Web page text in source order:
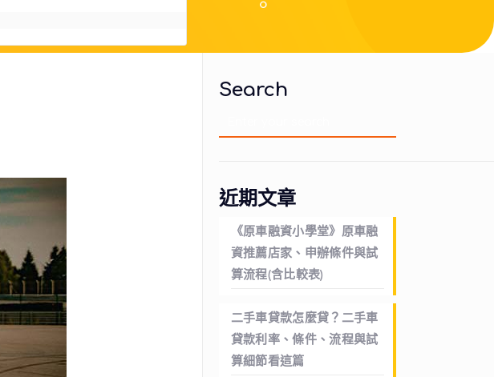
Search
近期文章
《原車融資小學堂》原車融
資推薦店家、申辦條件與試
算流程(含比較表)
二手車貸款怎麼貸？二手車
貸款利率、條件、流程與試
算細節看這篇